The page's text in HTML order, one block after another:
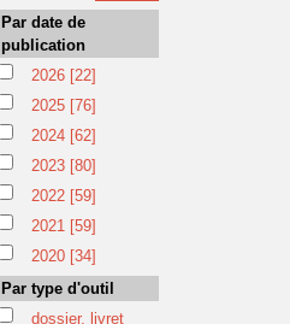
Par date de
publication
2026 [22]
2025 [76]
2024 [62]
2023 [80]
2022 [59]
2021 [59]
2020 [34]
Par type d'outil
dossier, livret